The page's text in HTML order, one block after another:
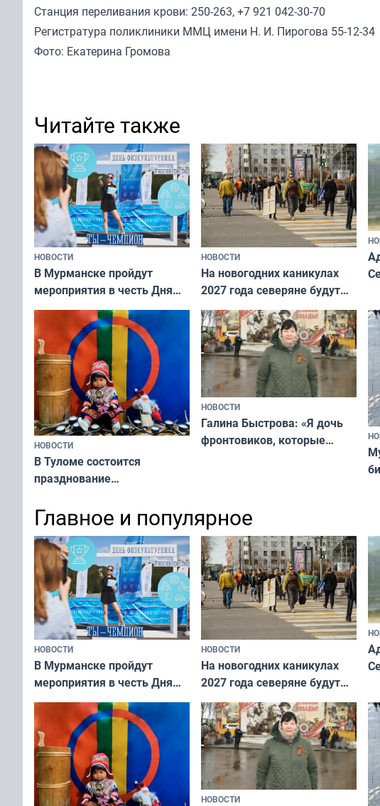
Станция переливания крови: 250-263, +7 921 042-30-70
Регистратура поликлиники ММЦ имени Н. И. Пирогова 55-12-34
Фото: Екатерина Громова
Читайте также
НОВОСТИ
В Мурманске пройдут
мероприятия в честь Дня
физкультурника
НОВОСТИ
На новогодних каникулах
2027 года северяне будут
отдыхать 11 дней
а
НОВОСТИ
В Туломе состоится
празднование
коренных народов мира
НОВОСТИ
Галина Быстрова: «Я дочь
фронтовиков, которые
Главное и популярное
НОВОСТИ
В Мурманске пройдут
мероприятия в честь Дня
физкультурника
НОВОСТИ
На новогодних каникулах
2027 года северяне будут
отдыхать 11 дней
а
НОВОСТИ